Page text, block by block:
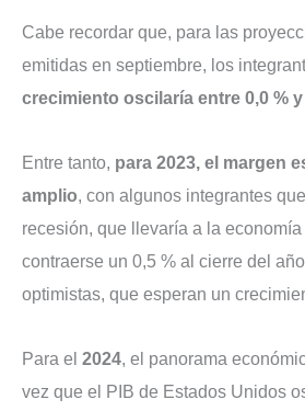
Cabe recordar que, para las
emitidas en septiembre, los
crecimiento oscilaría entre 0,0 % y
Entre tanto, para 2023, el margen
amplio, con algunos integrantes
recesión, que llevaría a la
contraerse un 0,5 % al cierre del
optimistas, que esperan un
Para el 2024, el panorama
vez que el PIB de Estados Unidos